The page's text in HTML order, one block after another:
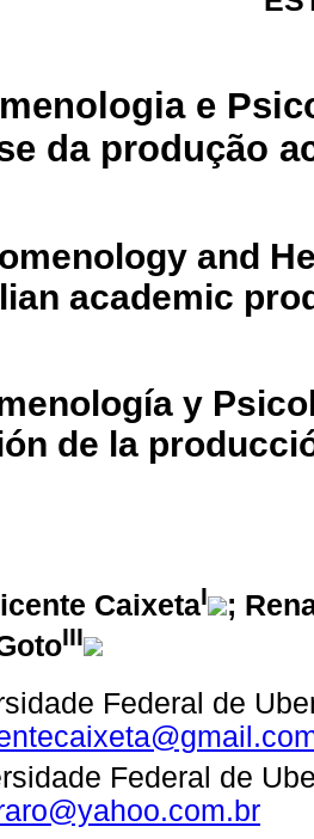
e
da produção
and
academic
y
de la
CaixetaI
;
III
Federal de
Federal de